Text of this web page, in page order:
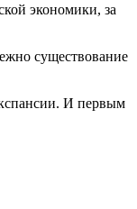
экономики, за
существование
И первым